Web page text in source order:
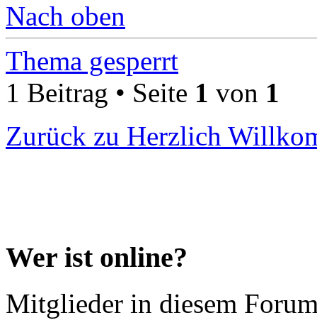
Nach oben
Thema gesperrt
1 Beitrag • Seite 1 von 1
Zurück zu Herzlich
Wer ist online?
Mitglieder in diesem